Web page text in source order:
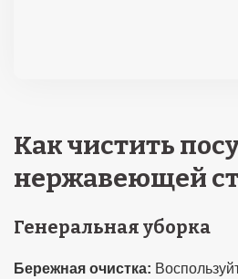
Как чистить
нержавеющей
Генеральная уборка
Бережная очистка: